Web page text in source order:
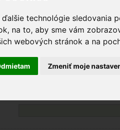
technológie sledovania
na to, aby sme vám
webových stránok a na
Zmeniť moje
Políčka označené * sú